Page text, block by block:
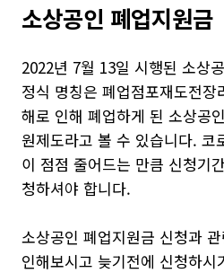
소상공인 폐업지원금
2022년 7월 13일 시행된 소상
정식 명칭은 폐업점포재도전
해로 인해 폐업하게 된 소상공
원제도라고 볼 수 있습니다. 코
이 점점 줄어드는 만큼 신청기
청하셔야 합니다.
소상공인 폐업지원금 신청과
인해보시고 늦기전에 신청하시